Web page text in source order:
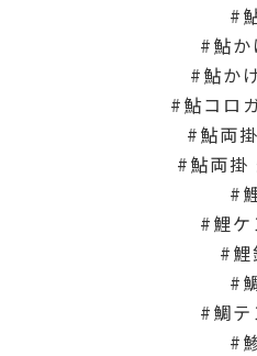
鮎
鮎か
鮎コロ
鮎両
鮎両掛
鯉
鯉
鯛テ